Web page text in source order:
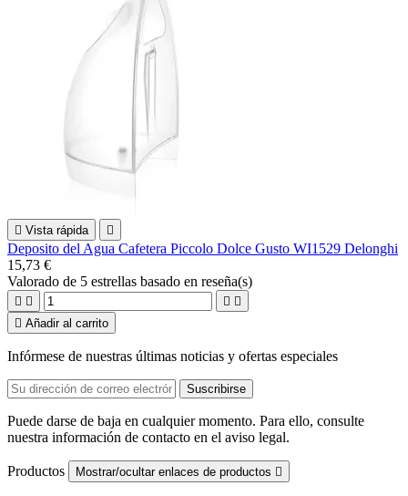
 Vista rápida 
Deposito del Agua Cafetera Piccolo Dolce Gusto WI1529 Delonghi
15,73 €
Valorado de 5 estrellas basado en reseña(s)
   
 Añadir al carrito
Infórmese de nuestras últimas noticias y ofertas especiales
Puede darse de baja en cualquier momento. Para ello, consulte
nuestra información de contacto en el aviso legal.
Productos Mostrar/ocultar enlaces de productos 